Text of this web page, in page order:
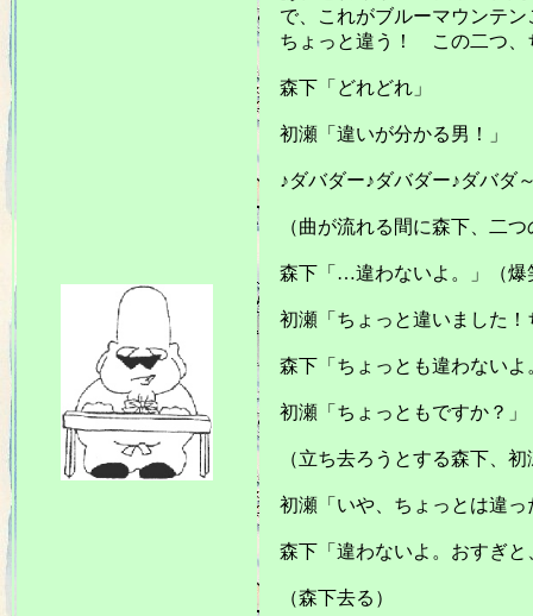
で、これがブルーマウンテン
ちょっと違う！ この二つ、
森下「どれどれ」
初瀬「違いが分かる男！」
♪ダバダー♪ダバダー♪ダバダ
（曲が流れる間に森下、二つ
森下「…違わないよ。」（爆
初瀬「ちょっと違いました！
森下「ちょっとも違わないよ
初瀬「ちょっともですか？」
（立ち去ろうとする森下、初
初瀬「いや、ちょっとは違っ
森下「違わないよ。おすぎと
（森下去る）